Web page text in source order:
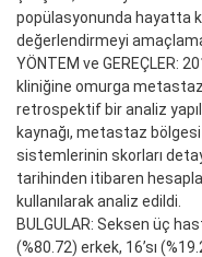
popülasyonunda hayatta
değerlendirmeyi
YÖNTEM ve GEREÇLER:
kliniğine omurga
retrospektif bir analiz
kaynağı, metastaz
sistemlerinin skorları
tarihinden itibaren
kullanılarak analiz edildi.
BULGULAR: Seksen üç
(%80.72) erkek, 16’sı